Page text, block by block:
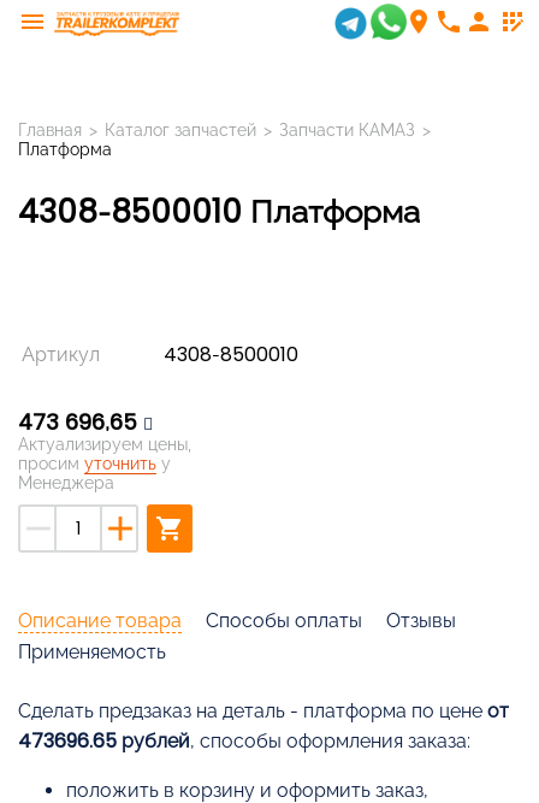
menu room phone person app_registration
Главная > Каталог запчастей > Запчасти КАМАЗ >
Платформа
4308-8500010 Платформа
Артикул 4308-8500010
473 696,65
Актуализируем цены,
просим уточнить у
Менеджера
remove add shopping_cart
Описание товара Способы оплаты
Отзывы
Применяемость
Cделать предзаказ на деталь - платформа по цене от
473696.65 рублей, способы оформления заказа:
положить в корзину и оформить заказ,